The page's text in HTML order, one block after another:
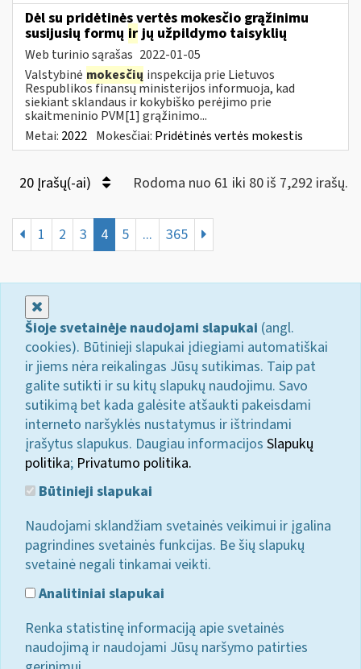
Dėl su pridėtinės vertės mokesčio grąžinimu
susijusių formų irjų užpildymo taisyklių
Web turinio sąrašas 2022-01-05
Valstybinė mokesčių inspekcija prie Lietuvos
Respublikos finansų ministerijos informuoja, kad
siekiant sklandaus ir kokybiško perėjimo prie
skaitmeninio PVM[1] grąžinimo...
Metai: 2022 Mokesčiai: Pridėtinės vertės mokestis
20 Įrašų(-ai) Rodoma nuo 61 iki 80 iš 7,292 irašų.
1 2 3 4 5 ... 365
Šioje svetainėje naudojami slapukai (angl.
cookies). Būtinieji slapukai įdiegiami automatiškai
ir jiems nėra reikalingas Jūsų sutikimas. Taip pat
galite sutikti ir su kitų slapukų naudojimu. Savo
sutikimą bet kada galėsite atšaukti pakeisdami
interneto naršyklės nustatymus ir ištrindami
įrašytus slapukus. Daugiau informacijos Slapukų
politika; Privatumo politika.
Būtinieji slapukai
Naudojami sklandžiam svetainės veikimui ir įgalina
pagrindines svetainės funkcijas. Be šių slapukų
svetainė negali tinkamai veikti.
Analitiniai slapukai
Renka statistinę informaciją apie svetainės
naudojimą ir naudojami Jūsų naršymo patirties